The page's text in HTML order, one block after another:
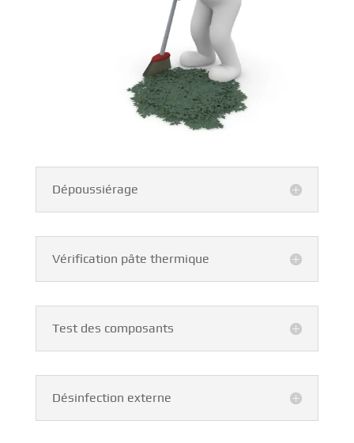
Dépoussiérage
Vérification pâte thermique
Test des composants
Désinfection externe